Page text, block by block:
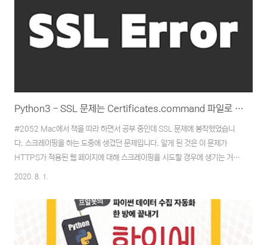
Python3 - SSL 문제는 Certificates.command 파일로 해결하세요
#2052 Mac에서 책을 따라 하면서 공부 중인데 SSL 문제에 봉착했었습니
다. 스크레이핑을 하는 도중에 생겼던 문제입니다. 알게 된 것은 이 문제가
HTTPS가 적용된 웹 페이지에 대해 스크레이핑을 시도할 경우에 생기는 거였
습니다. urllib을 사용해서 진행하던 중에 다음과 같은 에러와 조우하게 되었는
CERTIFICATE_VERIFY_FAILED] certificate verify failed: unable to
get local issuer certificate (_ssl.c:1123) 해답을 찾아 한참을 떠돌아다
니다 알게 되었습니다. 이 문제는 파이썬이 설치된 경로에 들어가서 Install
2020. 8. 1.